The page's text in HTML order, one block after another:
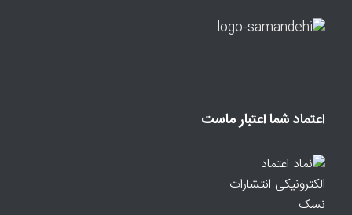
اعتماد شما اعتبار ماست